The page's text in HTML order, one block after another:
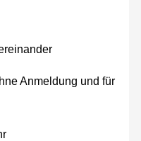
Anmeldung und für